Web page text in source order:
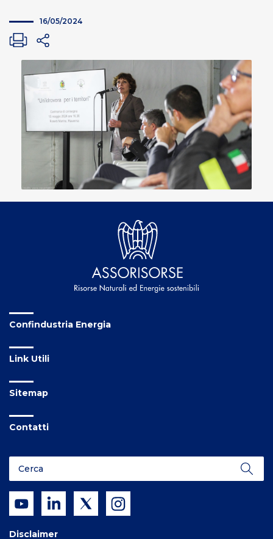
16/05/2024
Confindustria Energia
Link Utili
Sitemap
Contatti
Disclaimer